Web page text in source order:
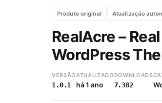
Produto original Atualização
RealAcre –
WordPress
VERSÃO
1.0.1
ATUALIZADO
há 1 ano
DOWNLOADS
7.382